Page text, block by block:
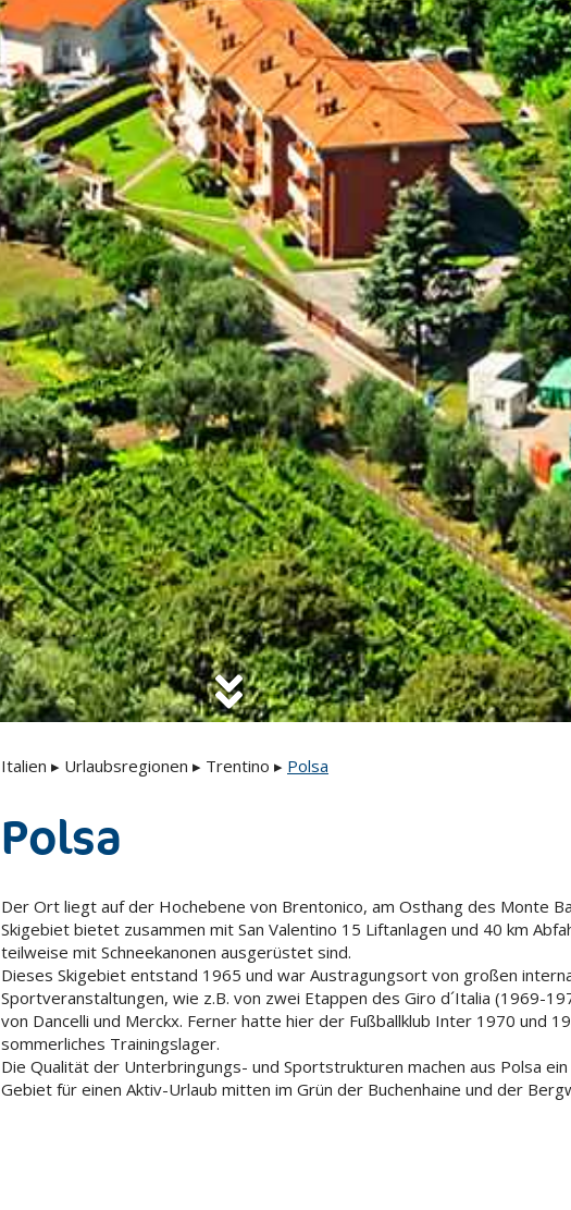
Italien ▸ Urlaubsregionen ▸ Trentino ▸ Polsa
Polsa
Der Ort liegt auf der Hochebene von Brentonico, am Osthang des Monte
Skigebiet bietet zusammen mit San Valentino 15 Liftanlagen und 40 km
teilweise mit Schneekanonen ausgerüstet sind.
Dieses Skigebiet entstand 1965 und war Austragungsort von großen
Sportveranstaltungen, wie z.B. von zwei Etappen des Giro d´Italia (1969-
von Dancelli und Merckx. Ferner hatte hier der Fußballklub Inter 1970 und
sommerliches Trainingslager.
Die Qualität der Unterbringungs- und Sportstrukturen machen aus Polsa
Gebiet für einen Aktiv-Urlaub mitten im Grün der Buchenhaine und der